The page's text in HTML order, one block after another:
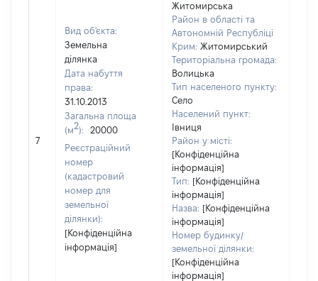
7
Вид об'єкта:
Земельна
ділянка
Дата набуття
права:
31.10.2013
Загальна площа
(м2):
20000
Реєстраційний
номер
(кадастровий
номер для
земельної
ділянки):
[Конфіденційна
інформація]
Житомирська
Район в області та
Автономній Республіці
Крим: Житомирський
Територіальна громада:
Волицька
Тип населеного пункту:
Село
Населений пункт:
Івниця
Район у місті:
[Конфіденційна
інформація]
Тип: [Конфіденційна
інформація]
Назва: [Конфіденційна
інформація]
Номер будинку/
земельної ділянки:
[Конфіденційна
інформація]